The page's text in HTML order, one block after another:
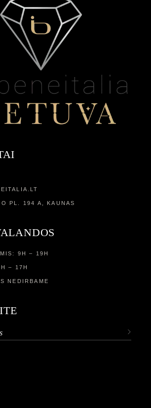
PL. 194 A, KAUNAS
9H – 19H
– 17H
NEDIRBAME